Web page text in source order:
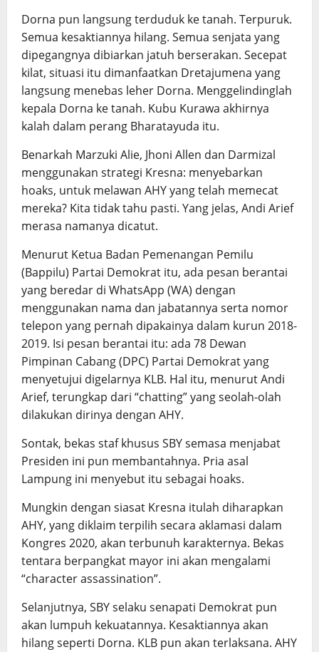
Dorna pun langsung terduduk ke tanah. Terpuruk.
Semua kesaktiannya hilang. Semua senjata yang
dipegangnya dibiarkan jatuh berserakan. Secepat
kilat, situasi itu dimanfaatkan Dretajumena yang
langsung menebas leher Dorna. Menggelindinglah
kepala Dorna ke tanah. Kubu Kurawa akhirnya
kalah dalam perang Bharatayuda itu.
Benarkah Marzuki Alie, Jhoni Allen dan Darmizal
menggunakan strategi Kresna: menyebarkan
hoaks, untuk melawan AHY yang telah memecat
mereka? Kita tidak tahu pasti. Yang jelas, Andi Arief
merasa namanya dicatut.
Menurut Ketua Badan Pemenangan Pemilu
(Bappilu) Partai Demokrat itu, ada pesan berantai
yang beredar di WhatsApp (WA) dengan
menggunakan nama dan jabatannya serta nomor
telepon yang pernah dipakainya dalam kurun 2018-
2019. Isi pesan berantai itu: ada 78 Dewan
Pimpinan Cabang (DPC) Partai Demokrat yang
menyetujui digelarnya KLB. Hal itu, menurut Andi
Arief, terungkap dari “chatting” yang seolah-olah
dilakukan dirinya dengan AHY.
Sontak, bekas staf khusus SBY semasa menjabat
Presiden ini pun membantahnya. Pria asal
Lampung ini menyebut itu sebagai hoaks.
Mungkin dengan siasat Kresna itulah diharapkan
AHY, yang diklaim terpilih secara aklamasi dalam
Kongres 2020, akan terbunuh karakternya. Bekas
tentara berpangkat mayor ini akan mengalami
“character assassination”.
Selanjutnya, SBY selaku senapati Demokrat pun
akan lumpuh kekuatannya. Kesaktiannya akan
hilang seperti Dorna. KLB pun akan terlaksana. AHY